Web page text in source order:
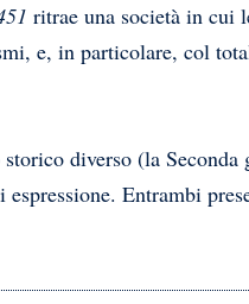
ritrae una società in cui
e, in particolare, col
diverso (la Seconda
Entrambi